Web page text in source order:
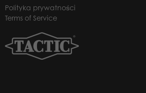
Polityka prywatności
Terms of Service